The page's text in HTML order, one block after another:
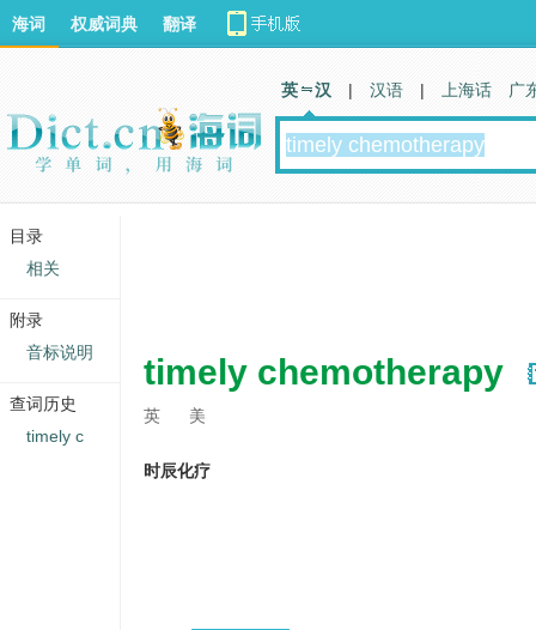
timely chemotherapy
英 美
时辰化疗
海词 权威词典 翻译
英 汉 | 汉语 | 上海话 广
目录
相关
附录
音标说明
查词历史
timely c